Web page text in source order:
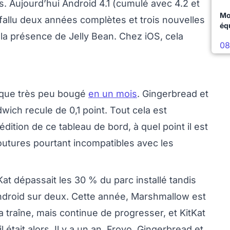
Aujourd’hui Android 4.1 (cumulé avec 4.2 et
deux années complètes et trois nouvelles
présence de Jelly Bean. Chez iOS, cela
très peu bougé en un mois. Gingerbread et
recule de 0,1 point. Tout cela est
de ce tableau de bord, à quel point il est
pourtant incompatibles avec les
dépassait les 30 % du parc installé tandis
sur deux. Cette année, Marshmallow est
traîne, mais continue de progresser, et KitKat